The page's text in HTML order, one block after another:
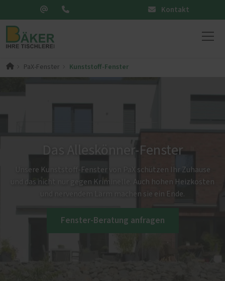
Kontakt
PaX-Fenster Kunststoff-Fenster
Das Alleskönner-Fenster
Unsere Kunststoff-Fenster von PaX schützen Ihr Zuhause
und das nicht nur gegen Kriminelle. Auch hohen Heizkosten
und nervendem Lärm machen sie ein Ende.
Fenster-Beratung anfragen